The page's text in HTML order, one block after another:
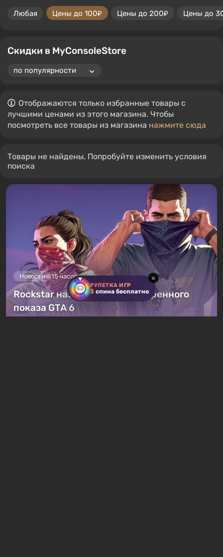
РУЛЕТКА ИГР
3 спина бесплатно
×
Любая Цены до 100₽ Цены до 200₽ Цены до
Скидки в MyConsoleStore
Отображаются только избранные товары с
лучшими ценами из этого магазина. Чтобы
посмотреть все товары из магазина нажмите сюда
Товары не найдены. Попробуйте изменить условия
поиска
Новости 15 часов назад
Rockstar назвала дату расширенного
показа GTA 6